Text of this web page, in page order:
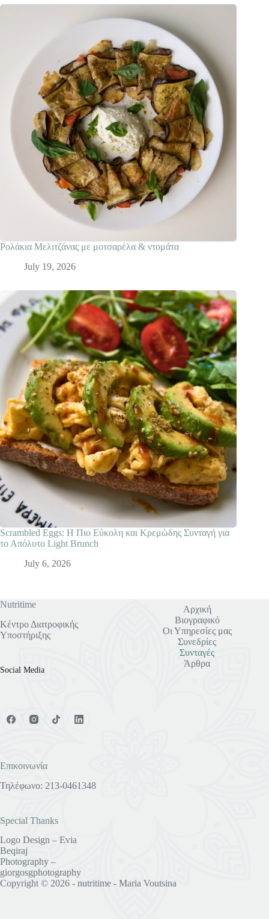
Ρολάκια Mελιτζάνας με μοτσαρέλα & ντομάτα
July 19, 2026
Scrambled Eggs: Η Πιο Εύκολη και Κρεμώδης Συνταγή για
το Απόλυτο Light Brunch
July 6, 2026
Nutritime
Κέντρο Διατροφικής
Υποστήριξης
Social Media
Αρχική
Βιογραφικό
Οι Υπηρεσίες μας
Συνεδρίες
Συνταγές
Άρθρα
Επικοινωνία
Τηλέφωνο: 213-0461348
Special Thanks
Logo Design – Evia
Beqiraj
Photography –
giorgosgphotography
Copyright © 2026 - nutritime - Maria Voutsina